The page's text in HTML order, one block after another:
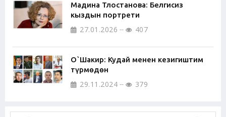
Мадина Тлостанова: Белгисиз
кыздын портрети
27.01.2026 407
О`Шакир: Кудай менен кезигиштим
түрмөдөн
29.11.2024 379